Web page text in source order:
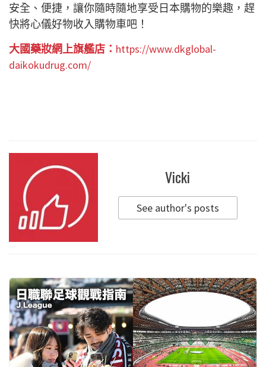
安全、便捷，讓你隨時隨地享受日本購物的樂趣，趕
快將心儀好物收入購物車吧！
大國藥妝網上旗艦店： https://www.dkglobal-
daikokudrug.com/
Vicki
See author's posts